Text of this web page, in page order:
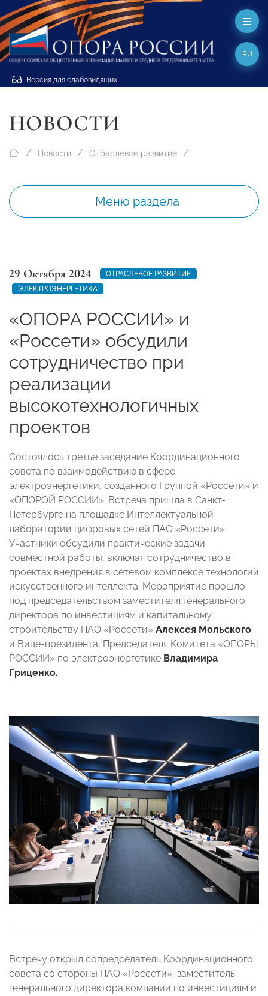
Версия для слабовидящих
RU
НОВОСТИ
Новости Отраслевое развитие
Меню раздела
29 Октября 2024
ОТРАСЛЕВОЕ РАЗВИТИЕ
ЭЛЕКТРОЭНЕРГЕТИКА
«ОПОРА РОССИИ» и
«Россети» обсудили
сотрудничество при
реализации
высокотехнологичных
проектов
Состоялось третье заседание Координационного
совета по взаимодействию в сфере
электроэнергетики, созданного Группой «Россети» и
«ОПОРОЙ РОССИИ». Встреча пришла в Санкт-
Петербурге на площадке Интеллектуальной
лаборатории цифровых сетей ПАО «Россети».
Участники обсудили практические задачи
совместной работы, включая сотрудничество в
проектах внедрения в сетевом комплексе технологий
искусственного интеллекта. Мероприятие прошло
под председательством заместителя генерального
директора по инвестициям и капитальному
строительству ПАО «Россети» Алексея Мольского
и Вице-президента, Председателя Комитета «ОПОРЫ
РОССИИ» по электроэнергетике Владимира
Гриценко.
Встречу открыл сопредседатель Координационного
совета со стороны ПАО «Россети», заместитель
генерального директора компании по инвестициям и